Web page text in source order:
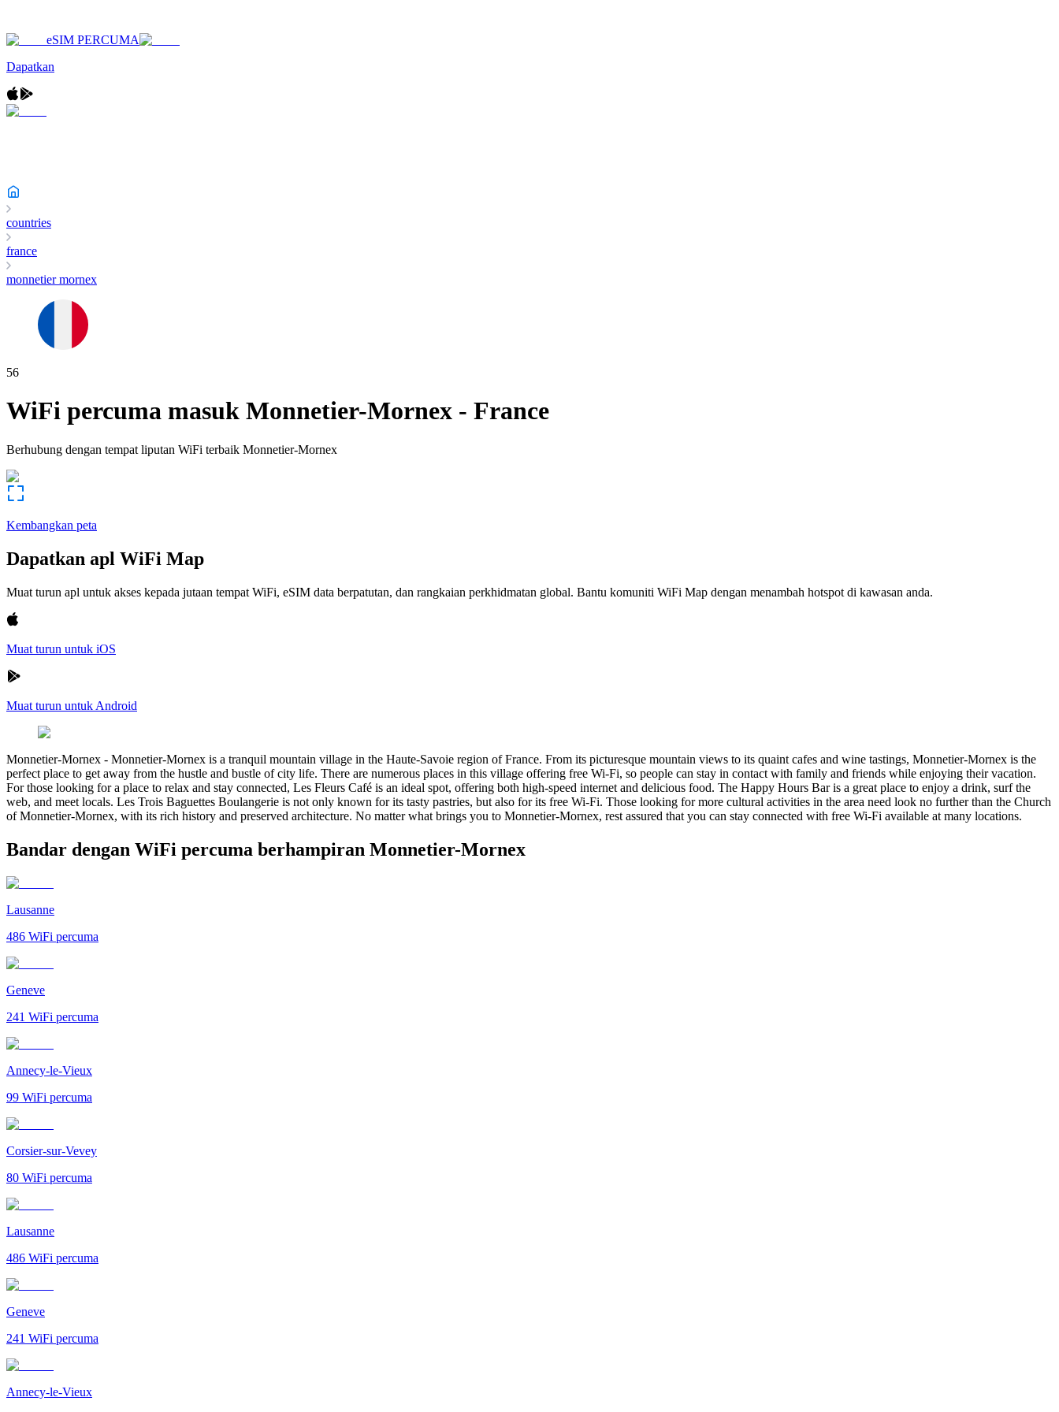
eSIM PERCUMA
Dapatkan
countries
france
monnetier mornex
56
WiFi percuma masuk Monnetier-Mornex - France
Berhubung dengan tempat liputan WiFi terbaik Monnetier-Mornex
Kembangkan peta
Dapatkan apl WiFi Map
Muat turun apl untuk akses kepada jutaan tempat WiFi, eSIM data berpatutan, dan rangkaian perkhidmatan global. Bantu komuniti WiFi Map dengan menambah hotspot di kawasan anda.
Muat turun untuk iOS
Muat turun untuk Android
Monnetier-Mornex - Monnetier-Mornex is a tranquil mountain village in the Haute-Savoie region of France. From its picturesque mountain views to its quaint cafes and wine tastings, Monnetier-Mornex is the
perfect place to get away from the hustle and bustle of city life. There are numerous places in this village offering free Wi-Fi, so people can stay in contact with family and friends while enjoying their vacation.
For those looking for a place to relax and stay connected, Les Fleurs Café is an ideal spot, offering both high-speed internet and delicious food. The Happy Hours Bar is a great place to enjoy a drink, surf the
web, and meet locals. Les Trois Baguettes Boulangerie is not only known for its tasty pastries, but also for its free Wi-Fi. Those looking for more cultural activities in the area need look no further than the Church
of Monnetier-Mornex, with its rich history and preserved architecture. No matter what brings you to Monnetier-Mornex, rest assured that you can stay connected with free Wi-Fi available at many locations.
Bandar dengan WiFi percuma berhampiran Monnetier-Mornex
Lausanne
486 WiFi percuma
Geneve
241 WiFi percuma
Annecy-le-Vieux
99 WiFi percuma
Corsier-sur-Vevey
80 WiFi percuma
Lausanne
486 WiFi percuma
Geneve
241 WiFi percuma
Annecy-le-Vieux